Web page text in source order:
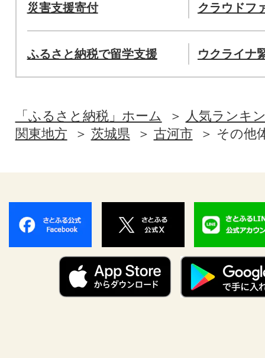
災害支援寄付 クラウドフ
ふるさと納税で留学支援 ウクライナ
「ふるさと納税」ホーム
人気ランキ
関東地方
茨城県 古河市 その他